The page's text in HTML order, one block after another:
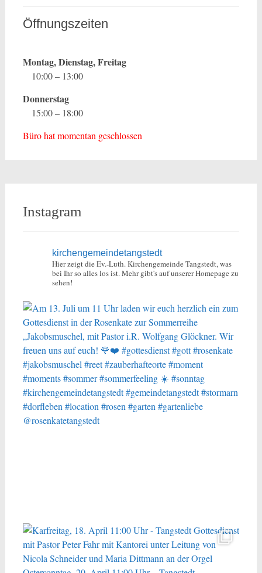
Öffnungszeiten
Montag, Dienstag, Freitag
10:00 – 13:00
Donnerstag
15:00 – 18:00
Büro hat momentan geschlossen
Instagram
kirchengemeindetangstedt
Hier zeigt die Ev.-Luth. Kirchengemeinde Tangstedt, was
bei Ihr so alles los ist.Mehr gibt's auf unserer Homepage zu
sehen!